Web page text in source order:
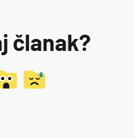
članak?